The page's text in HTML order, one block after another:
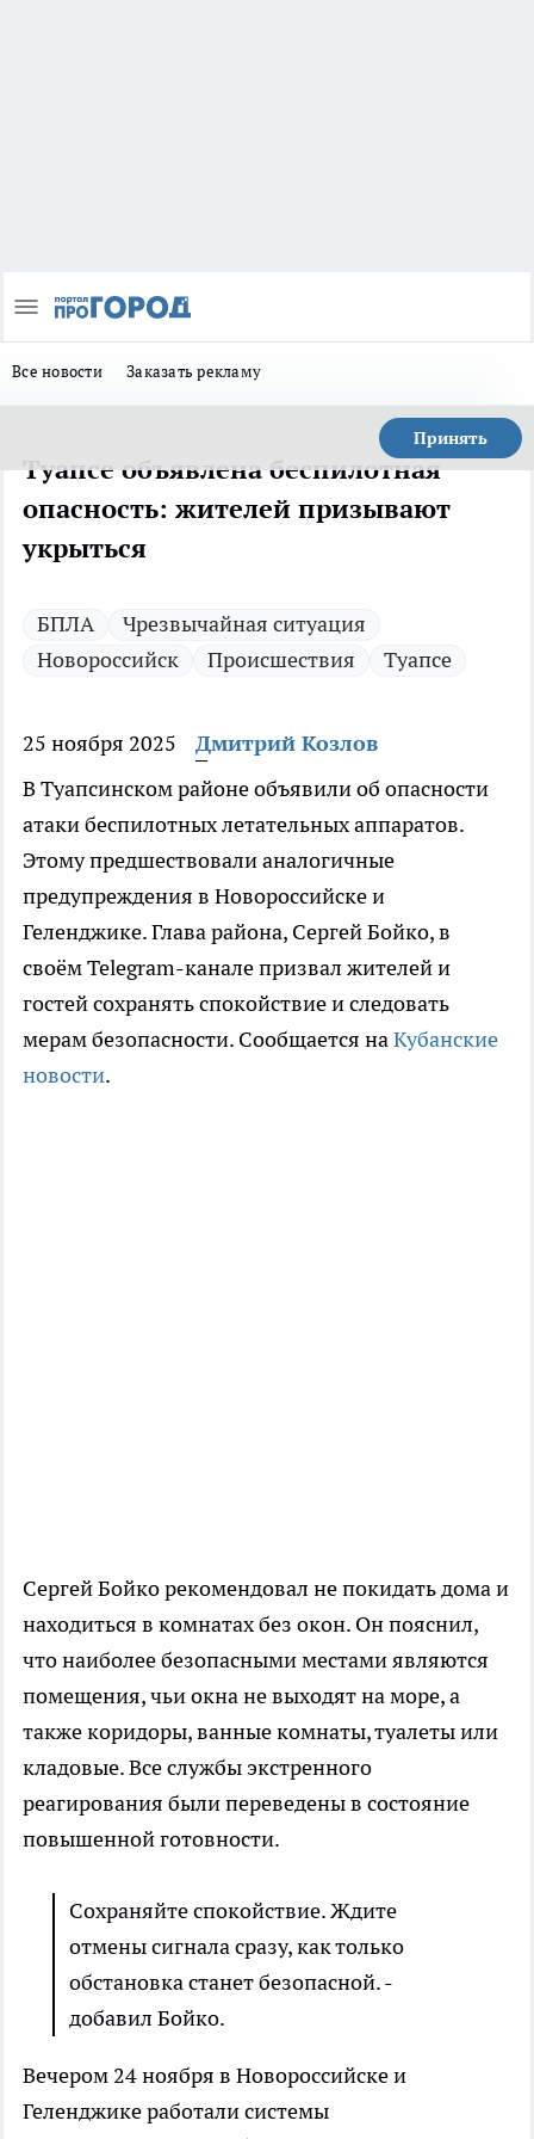
Все новости Заказать рекламу
Принять
Туапсе объявлена беспилотная
опасность: жителей призывают
укрыться
БПЛА
Чрезвычайная ситуация
Новороссийск
Происшествия Туапсе
25 ноября 2025
Дмитрий Козлов
В Туапсинском районе объявили об опасности
атаки беспилотных летательных аппаратов.
Этому предшествовали аналогичные
предупреждения в Новороссийске и
Геленджике. Глава района, Сергей Бойко, в
своём Telegram-канале призвал жителей и
гостей сохранять спокойствие и следовать
мерам безопасности. Сообщается наКубанские
новости.
Сергей Бойко рекомендовал не покидать дома и
находиться в комнатах без окон. Он пояснил,
что наиболее безопасными местами являются
помещения, чьи окна не выходят на море, а
также коридоры, ванные комнаты, туалеты или
кладовые. Все службы экстренного
реагирования были переведены в состояние
повышенной готовности.
Сохраняйте спокойствие. Ждите
отмены сигнала сразу, как только
обстановка станет безопасной. -
добавил Бойко.
Вечером 24 ноября в Новороссийске и
Геленджике работали системы